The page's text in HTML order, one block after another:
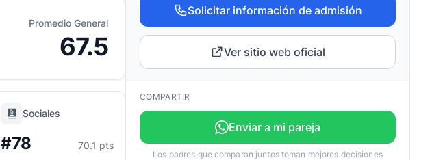
Promedio General
67.5
Sociales
#78 70.1 pts
Solicitar información de admisión
Ver sitio web oficial
COMPARTIR
Enviar a mi pareja
Los padres que comparan juntos toman mejores decisiones